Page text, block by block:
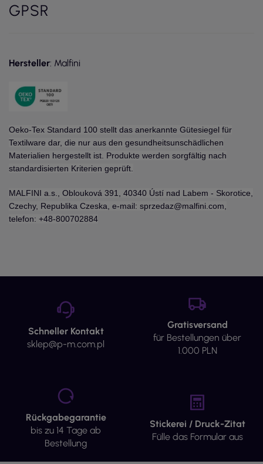
GPSR
Hersteller: Malfini
Oeko-Tex Standard 100 stellt das anerkannte Gütesiegel für
Textilware dar, die nur aus den gesundheitsunschädlichen
Materialien hergestellt ist. Produkte werden sorgfältig nach
standardisierten Kriterien geprüft.
MALFINI a.s., Oblouková 391, 40340 Ústí nad Labem - Skorotice,
Czechy, Republika Czeska, e-mail: sprzedaz@malfini.com,
telefon: +48-800702884
Schneller Kontakt
sklep@p-m.com.pl
Gratisversand
für Bestellungen über
1.000 PLN
Rückgabegarantie
bis zu 14 Tage ab
Bestellung
Stickerei / Druck-Zitat
Fülle das Formular aus